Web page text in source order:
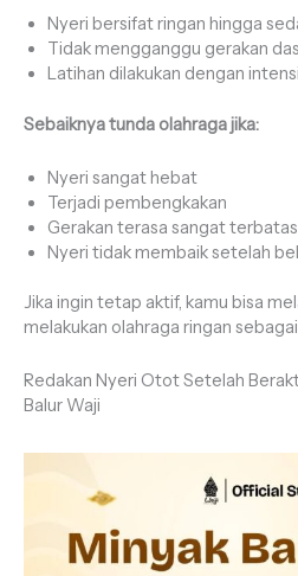
Nyeri bersifat ringan hingga
Tidak mengganggu gerakan
Latihan dilakukan dengan
Sebaiknya tunda olahraga jika:
Nyeri sangat hebat
Terjadi pembengkakan
Gerakan terasa sangat terbatas
Nyeri tidak membaik setelah
Jika ingin tetap aktif, kamu bisa
melakukan olahraga ringan sebagai
Redakan Nyeri Otot Setelah
Balur Waji